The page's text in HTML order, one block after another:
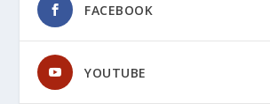
FACEBOOK
YOUTUBE